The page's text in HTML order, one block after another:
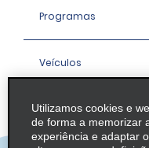
Programas
Veículos
Agências
Utilizamos cookies e
de forma a memorizar
experiência e adaptar